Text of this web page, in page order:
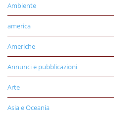
Ambiente
america
Americhe
Annunci e pubblicazioni
Arte
Asia e Oceania